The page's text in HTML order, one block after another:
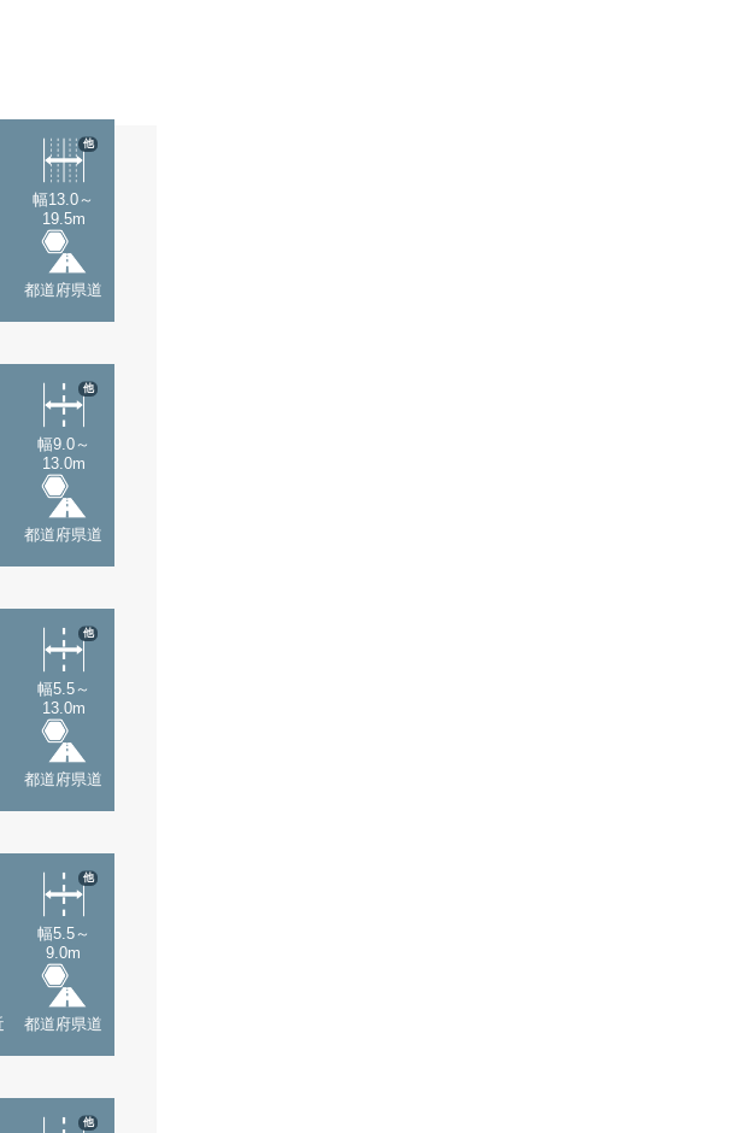
幅13.0～
19.5m
他
都道府県道
幅9.0～
13.0m
他
都道府県道
幅5.5～
13.0m
他
都道府県道
幅5.5～
9.0m
他
都道府県道
他